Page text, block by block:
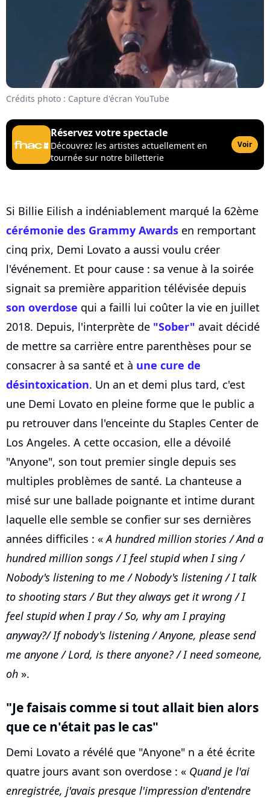
Crédits photo : Capture d'écran YouTube
Réservez votre spectacle
Découvrez les artistes actuellement en
tournée sur notre billetterie
Voir
Si Billie Eilish a indéniablement marqué la 62ème
cérémonie des Grammy Awards en remportant
cinq prix, Demi Lovato a aussi voulu créer
l'événement. Et pour cause : sa venue à la soirée
signait sa première apparition télévisée depuis
son overdose qui a failli lui coûter la vie en juillet
2018. Depuis, l'interprète de "Sober" avait décidé
de mettre sa carrière entre parenthèses pour se
consacrer à sa santé et à une cure de
désintoxication. Un an et demi plus tard, c'est
une Demi Lovato en pleine forme que le public a
pu retrouver dans l'enceinte du Staples Center de
Los Angeles. A cette occasion, elle a dévoilé
"Anyone", son tout premier single depuis ses
multiples problèmes de santé. La chanteuse a
misé sur une ballade poignante et intime durant
laquelle elle semble se confier sur ses dernières
années difficiles : «A hundred million stories / And a
hundred million songs / I feel stupid when I sing /
Nobody's listening to me / Nobody's listening / I talk
to shooting stars / But they always get it wrong / I
feel stupid when I pray / So, why am I praying
anyway?/ If nobody's listening / Anyone, please send
me anyone / Lord, is there anyone? / I need someone,
oh ».
"Je faisais comme si tout allait bien alors
que ce n'était pas le cas"
Demi Lovato a révélé que "Anyone" n a été écrite
quatre jours avant son overdose : « Quand je l'ai
enregistrée, j'avais presque l'impression d'entendre